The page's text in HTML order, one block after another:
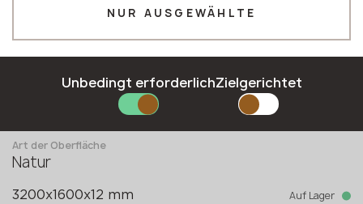
Art der Oberfläche
Natur
3200x1600x12 mm Auf Lager
E-Mail *
BEWERBUNG ABSENDEN
NUR AUSGEWÄHLTE
Unbedingt erforderlichZielgerichtet